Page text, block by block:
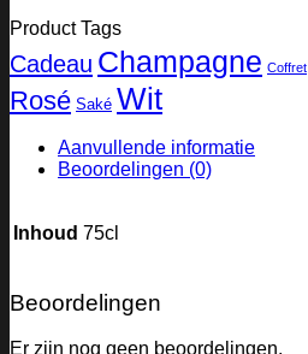
Product Tags
Cadeau Champagne Coffret
Rosé Saké Wit
Aanvullende informatie
Beoordelingen (0)
Inhoud 75cl
Beoordelingen
Er zijn nog geen beoordelingen.